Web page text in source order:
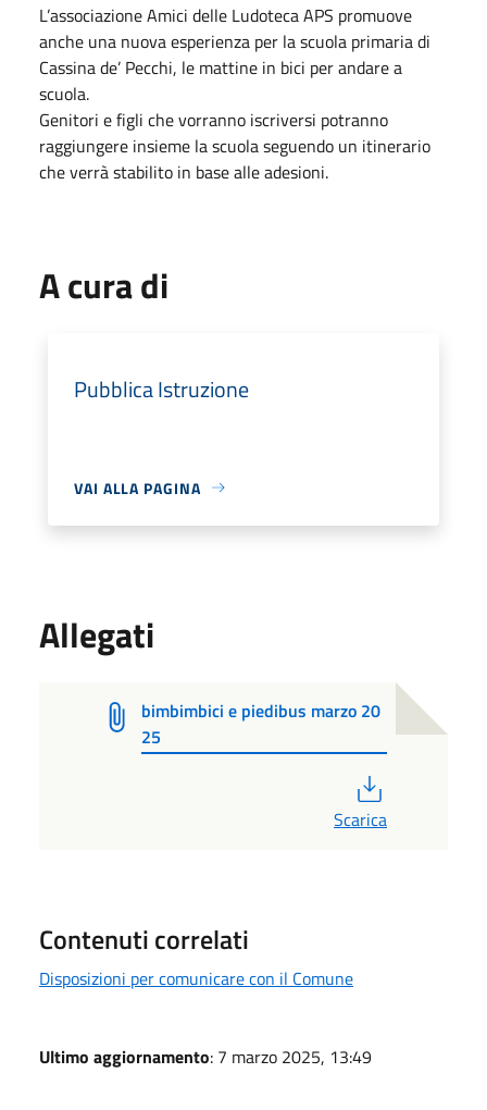
L’associazione Amici delle Ludoteca APS promuove
anche una nuova esperienza per la scuola primaria di
Cassina de’ Pecchi, le mattine in bici per andare a
scuola.
Genitori e figli che vorranno iscriversi potranno
raggiungere insieme la scuola seguendo un itinerario
che verrà stabilito in base alle adesioni.
A cura di
Pubblica Istruzione
VAI ALLA PAGINA
Allegati
bimbimbici e piedibus marzo 20
25
Scarica
Contenuti correlati
Disposizioni per comunicare con il Comune
Ultimo aggiornamento: 7 marzo 2025, 13:49